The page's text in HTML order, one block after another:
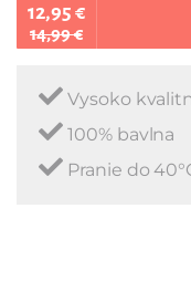
12,95 €
14,99 €
Vysoko
100% bavlna
Pranie do